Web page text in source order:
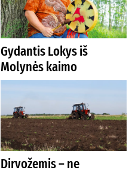
Gydantis Lokys iš
Molynės kaimo
Dirvožemis – ne